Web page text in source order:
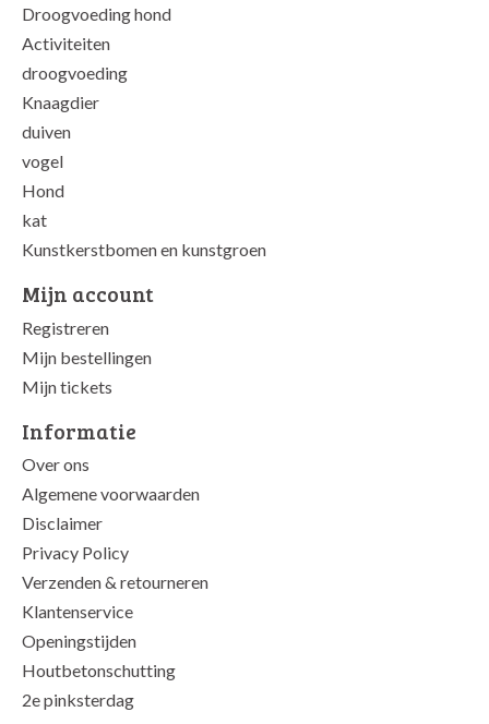
Droogvoeding hond
Activiteiten
droogvoeding
Knaagdier
duiven
vogel
Hond
kat
Kunstkerstbomen en kunstgroen
Mijn account
Registreren
Mijn bestellingen
Mijn tickets
Informatie
Over ons
Algemene voorwaarden
Disclaimer
Privacy Policy
Verzenden & retourneren
Klantenservice
Openingstijden
Houtbetonschutting
2e pinksterdag